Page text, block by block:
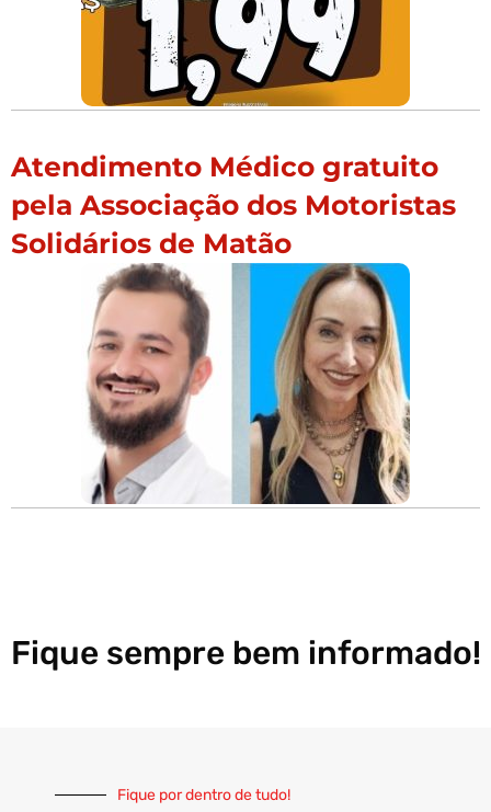
Atendimento Médico gratuito
pela Associação dos Motoristas
Solidários de Matão
Fique sempre bem informado!
Fique por dentro de tudo!